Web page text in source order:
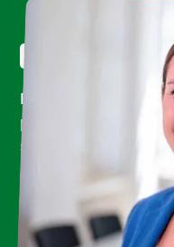
Universität Münster
Planung und
perfekt –
spürbarer
begeistert von den
dem
auf die nächsten